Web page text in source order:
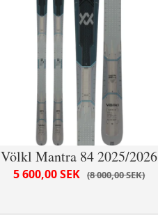
Völkl Mantra 84 2025/2026
8 000,00 SEK
5 600,00 SEK